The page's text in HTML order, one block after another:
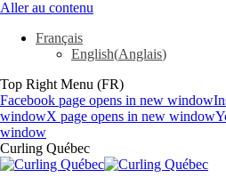
Aller au contenu
Français
English(Anglais)
Top Right Menu (FR)
Facebook page opens in new window
windowX page opens in new window
window
Curling Québec